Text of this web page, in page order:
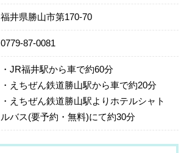
福井県勝山市第170-70
0779-87-0081
・JR福井駅から車で約60分
・えちぜん鉄道勝山駅から車で約20分
・えちぜん鉄道勝山駅よりホテルシャト
ルバス(要予約・無料)にて約30分